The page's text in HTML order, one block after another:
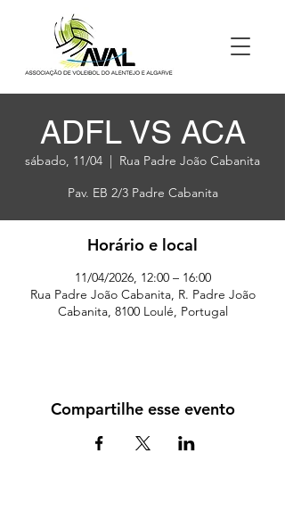
ADFL VS ACA
sábado, 11/04
  |
Rua Padre João Cabanita
Pav. EB 2/3 Padre Cabanita
Horário e local
11/04/2026, 12:00 – 16:00
Rua Padre João Cabanita, R. Padre João
Cabanita, 8100 Loulé, Portugal
Compartilhe esse evento